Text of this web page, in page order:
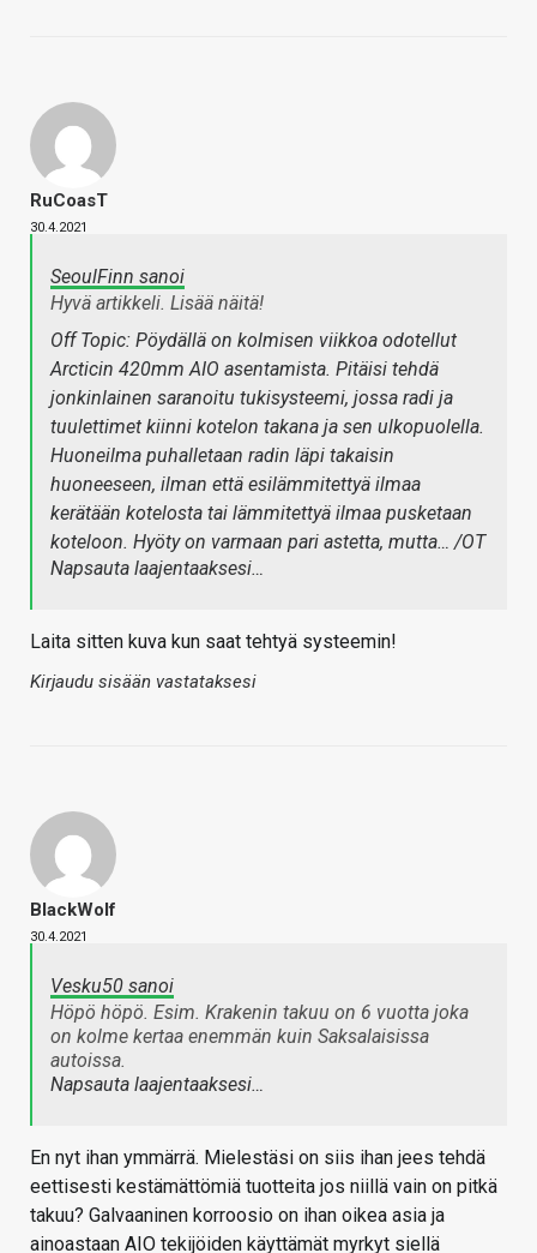
RuCoasT
30.4.2021
SeoulFinn sanoi
Hyvä artikkeli. Lisää näitä!
Off Topic: Pöydällä on kolmisen viikkoa odotellut
Arcticin 420mm AIO asentamista. Pitäisi tehdä
jonkinlainen saranoitu tukisysteemi, jossa radi ja
tuulettimet kiinni kotelon takana ja sen ulkopuolella.
Huoneilma puhalletaan radin läpi takaisin
huoneeseen, ilman että esilämmitettyä ilmaa
kerätään kotelosta tai lämmitettyä ilmaa pusketaan
koteloon. Hyöty on varmaan pari astetta, mutta… /OT
Napsauta laajentaaksesi…
Laita sitten kuva kun saat tehtyä systeemin!
Kirjaudu sisään vastataksesi
BlackWolf
30.4.2021
Vesku50 sanoi
Höpö höpö. Esim. Krakenin takuu on 6 vuotta joka
on kolme kertaa enemmän kuin Saksalaisissa
autoissa.
Napsauta laajentaaksesi…
En nyt ihan ymmärrä. Mielestäsi on siis ihan jees tehdä
eettisesti kestämättömiä tuotteita jos niillä vain on pitkä
takuu? Galvaaninen korroosio on ihan oikea asia ja
ainoastaan AIO tekijöiden käyttämät myrkyt siellä